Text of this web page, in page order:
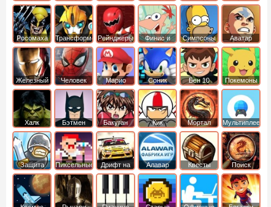
войны
Карибского
Моря
Росомаха ТрансформерыРейнджеры
Самураи
Финис и
Ферб
Симпсоны
Аватар
легенда об
Аанге
Железный
человек
Человек
Паук
Марио Соник Бен 10 Покемоны
Халк Бэтмен Бакуган
Кик
Бутовский
Мортал
комбат
Мультиплеер
Защита
королевства
Пиксельные
Дрифт на
машинах
Алавар Квесты
Поиск
предметов